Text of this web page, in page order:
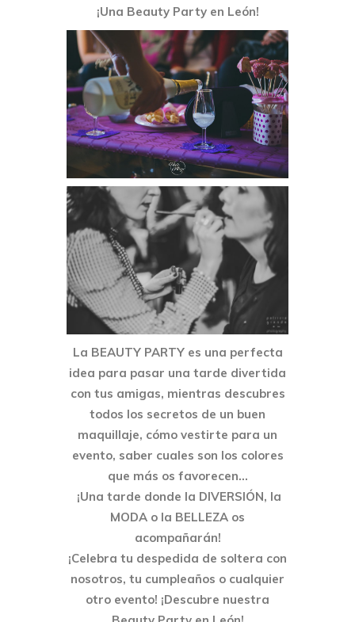
¡Una Beauty Party en León!
La BEAUTY PARTY es una perfecta
idea para pasar una tarde divertida
con tus amigas, mientras descubres
todos los secretos de un buen
maquillaje, cómo vestirte para un
evento, saber cuales son los colores
que más os favorecen…
¡Una tarde donde la DIVERSIÓN, la
MODA o la BELLEZA os
acompañarán!
¡Celebra tu despedida de soltera con
nosotros, tu cumpleaños o cualquier
otro evento! ¡Descubre nuestra